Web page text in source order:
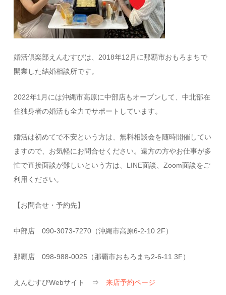
婚活倶楽部えんむすびは、2018年12月に那覇市おもろまちで
開業した結婚相談所です。
2022年1月には沖縄市高原に中部店もオープンして、中北部在
住独身者の婚活も全力でサポートしています。
婚活は初めてで不安という方は、無料相談会を随時開催してい
ますので、お気軽にお問合せください。遠方の方やお仕事が多
忙で直接面談が難しいという方は、LINE面談、Zoom面談をご
利用ください。
【お問合せ・予約先】
中部店 090-3073-7270（沖縄市高原6-2-10 2F）
那覇店 098-988-0025（那覇市おもろまち2-6-11 3F）
えんむすびWebサイト ⇒来店予約ページ